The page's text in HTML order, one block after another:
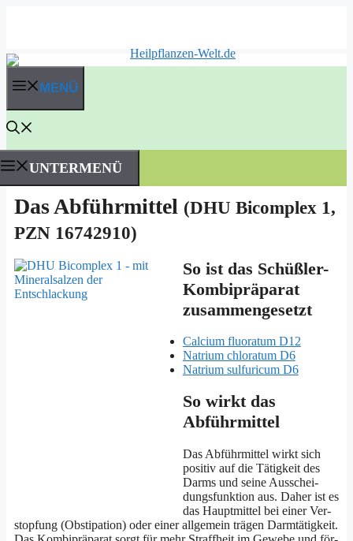
MENÜ
UNTERMENÜ
Das Abführmittel (DHU Bicomplex 1,
PZN 16742910)
So ist das Schüßler-
Kombipräparat
zusammengesetzt
Cal­ci­um flu­or­a­tum D12
Natri­um chlor­a­tum D6
Natri­um sul­fu­ricum D6
So wirkt das
Abführmittel
Das Abführ­mit­tel wirkt sich
posi­tiv auf die Tätig­keit des
Darms und sei­ne Aus­schei­
dungs­funk­ti­on aus. Daher ist es
das Haupt­mit­tel bei einer Ver­
stop­fung (Obs­ti­pa­ti­on) oder einer all­ge­mein trä­gen Darm­tä­tig­keit.